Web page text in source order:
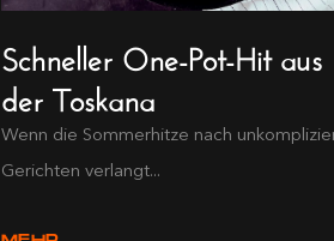
Schneller One-Pot-Hit aus
der Toskana
Wenn die Sommerhitze nach
Gerichten verlangt...